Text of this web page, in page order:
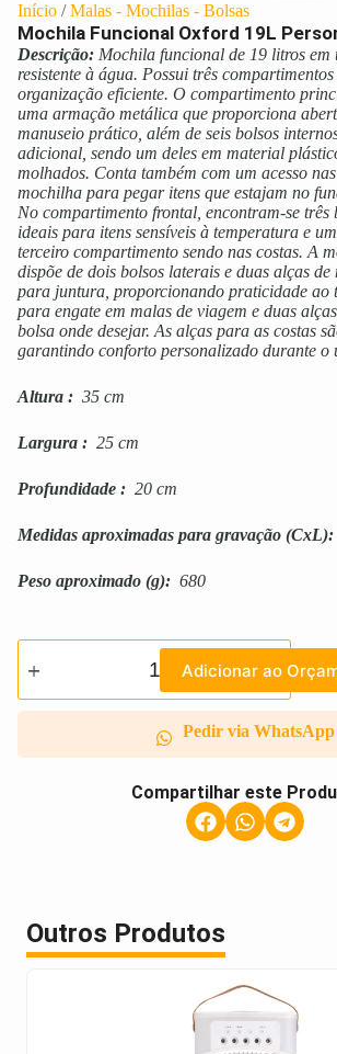
Início /Malas - Mochilas - Bolsas
Mochila Funcional Oxford 19L
Descrição: Mochila funcional de 19 litros em
resistente à água. Possui três
organização eficiente. O compartimento
uma armação metálica que proporciona
manuseio prático, além de seis bolsos
adicional, sendo um deles em material
molhados. Conta também com um acesso
mochilha para pegar itens que estajam no
No compartimento frontal, encontram-se três
ideais para itens sensíveis à temperatura e
terceiro compartimento sendo nas costas. A
dispõe de dois bolsos laterais e duas alças
para juntura, proporcionando praticidade ao
para engate em malas de viagem e duas
bolsa onde desejar. As alças para as costas
garantindo conforto personalizado durante o
Altura : 35 cm
Largura : 25 cm
Profundidade : 20 cm
Medidas aproximadas para gravação (CxL):
Peso aproximado (g): 680
Adicionar ao
Pedir via WhatsApp
Compartilhar este
Outros Produtos